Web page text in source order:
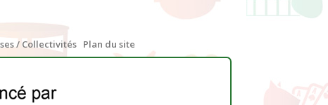
/ Collectivités Plan du site